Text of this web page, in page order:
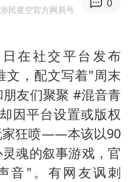
独闯南太行的失联女生最后轨迹已确认
上门女婿出轨女邻居多年被判重婚罪
国足U17与阿森纳决赛取消 并列冠军
全力守护市民“菜篮子”
暑期研学游升温 在旅途中增长知识
过火把节被抹成黑猫
经理辟谣Bin离队
游民星空官方网易号
在社交平台发布
文，配文写着"周末
友们聚聚 #混音青
因平台设置或版权
家狂喷——本该以90
魂的叙事游戏，官
音"。有网友讽刺